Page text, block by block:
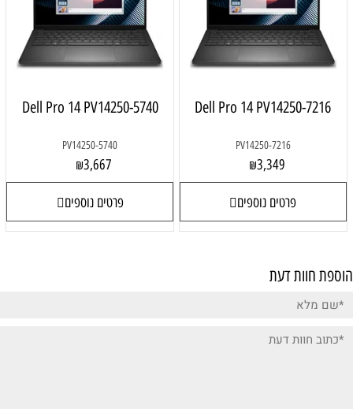
Dell Pro 14 PV14250-7216
PV14250-7216
₪3,349
פרטים נוספים
Dell Pro 14 PV14250-5740
PV14250-5740
₪3,667
פרטים נוספים
הוספת חוות דעת